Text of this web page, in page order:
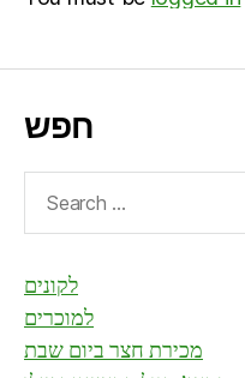
חפש
לקונים
למוכרים
מכירת חצר ביום שבת